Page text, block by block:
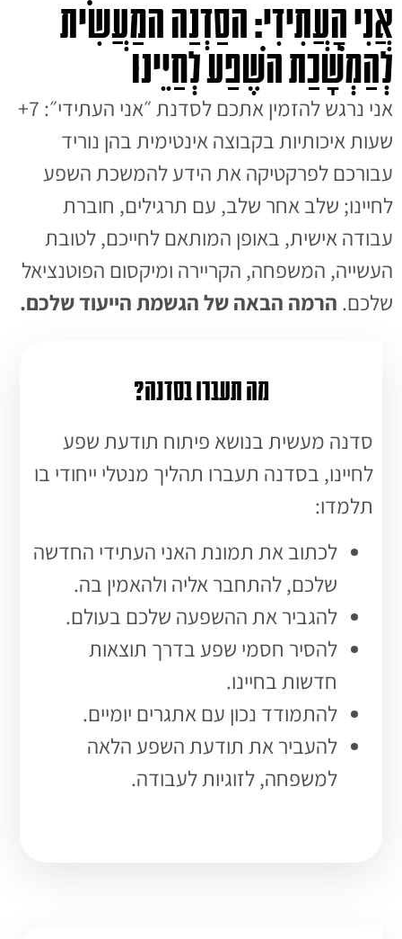
אֲנִי הָעֲתִידִי: הסַדְנַה המַעֲשִׂית
לְהַמְשָׁכַת השֶׁפַע לְחַיֵּינוּ
אני נרגש להזמין אתכם לסדנת ״אני העתידי״: 7+
שעות איכותיות בקבוצה אינטימית בהן נוריד
עבורכם לפרקטיקה את הידע להמשכת השפע
לחיינו; שלב אחר שלב, עם תרגילים, חוברת
עבודה אישית, באופן המותאם לחייכם, לטובת
העשייה, המשפחה, הקריירה ומיקסום הפוטנציאל
שלכם. הרמה הבאה של הגשמת הייעוד שלכם.
מה תעברו בסדנה?
סדנה מעשית בנושא פיתוח תודעת שפע
לחיינו, בסדנה תעברו תהליך מנטלי ייחודי בו
תלמדו:
לכתוב את תמונת האני העתידי החדשה
שלכם, להתחבר אליה ולהאמין בה.
להגביר את ההשפעה שלכם בעולם.
להסיר חסמי שפע בדרך תוצאות
חדשות בחיינו.
להתמודד נכון עם אתגרים יומיים.
להעביר את תודעת השפע הלאה
למשפחה, לזוגיות לעבודה.